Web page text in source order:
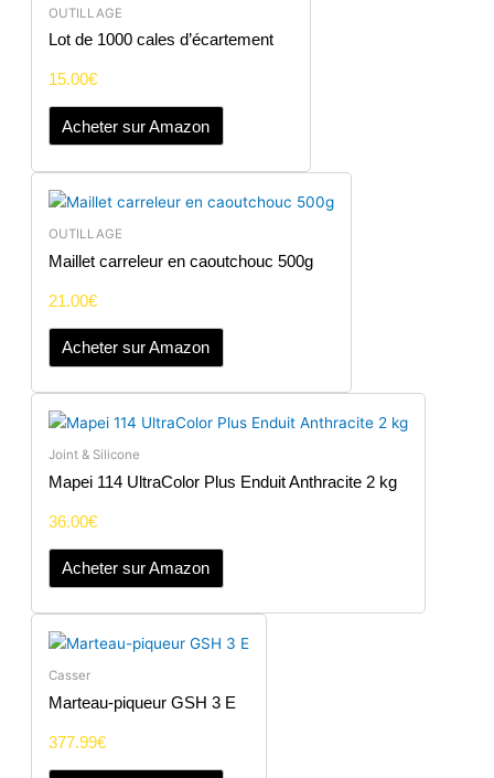
OUTILLAGE
Lot de 1000 cales d’écartement
15.00€
Acheter sur Amazon
OUTILLAGE
Maillet carreleur en caoutchouc 500g
21.00€
Acheter sur Amazon
Joint & Silicone
Mapei 114 UltraColor Plus Enduit Anthracite 2 kg
36.00€
Acheter sur Amazon
Casser
Marteau-piqueur GSH 3 E
377.99€